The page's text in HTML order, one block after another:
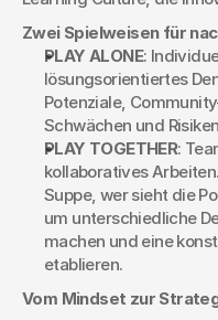
Zwei Spielweisen für
PLAY ALONE:
lösungsorientiertes
Potenziale,
Schwächen und
PLAY TOGETHER:
kollaboratives
Suppe, wer sieht die
um unterschiedliche
machen und eine
etablieren.
Vom Mindset zur